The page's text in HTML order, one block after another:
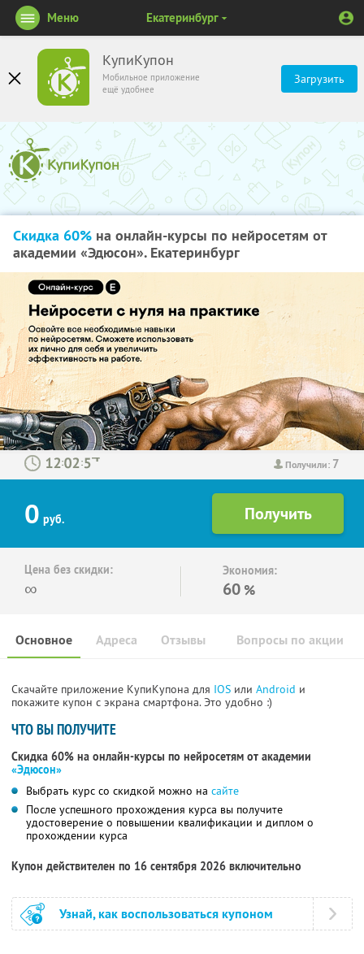
КупиКупон
Мобильное приложение
ещё удобнее
Загрузить
Меню Екатеринбург
Скидка 60% на онлайн-курсы по нейросетям от
академии «Эдюсон». Екатеринбург
Получили: 7
: :
0 руб.
Цена без скидки:
∞
Экономия:
60 %
Основное Отзывы Вопросы по акции
Адреса
Скачайте приложение КупиКупона для IOS или Android и
покажите купон с экрана смартфона. Это удобно :)
ЧТО ВЫ ПОЛУЧИТЕ
Скидка 60% на онлайн-курсы по нейросетям от академии
«Эдюсон»
Выбрать курс со скидкой можно на сайте
После успешного прохождения курса вы получите
удостоверение о повышении квалификации и диплом о
прохождении курса
Купон действителен по 16 сентября 2026 включительно
Узнай, как воспользоваться купоном